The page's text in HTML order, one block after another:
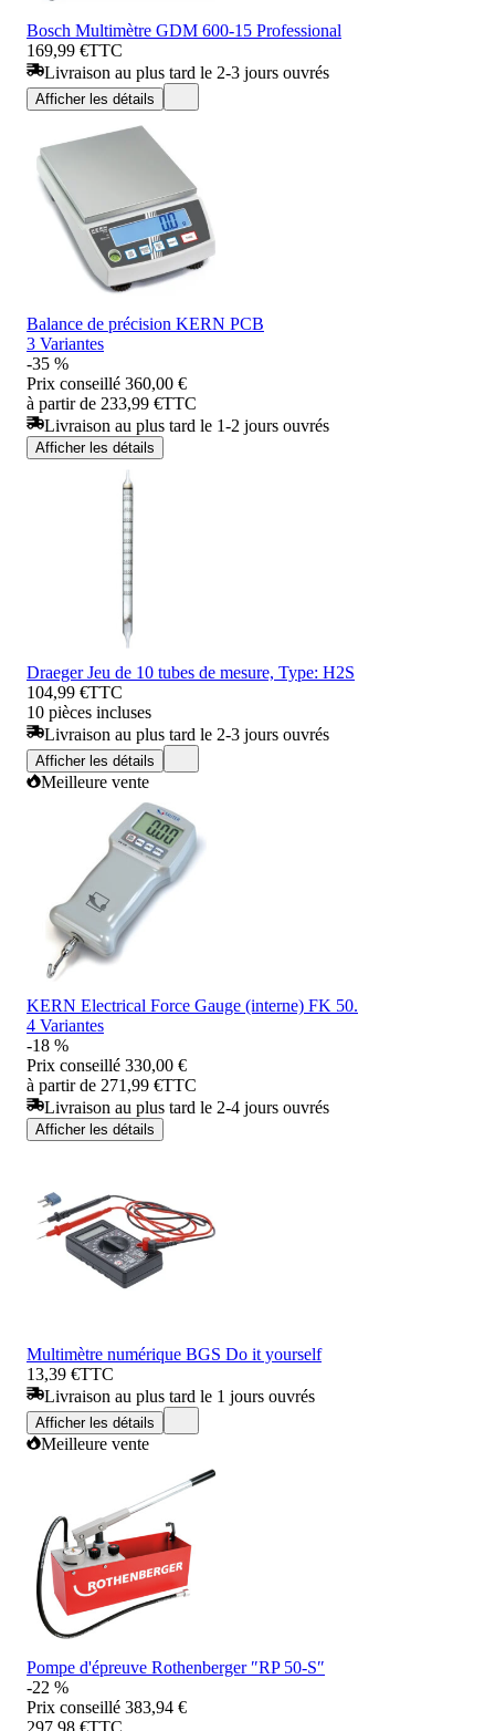
Bosch Multimètre GDM 600-15 Professional
169,99 €TTC
Livraison au plus tard le 2-3 jours ouvrés
Afficher les détails
Balance de précision KERN PCB
3 Variantes
-35 %
Prix conseillé 360,00 €
à partir de 233,99 €TTC
Livraison au plus tard le 1-2 jours ouvrés
Afficher les détails
Draeger Jeu de 10 tubes de mesure, Type: H2S
104,99 €TTC
10 pièces incluses
Livraison au plus tard le 2-3 jours ouvrés
Afficher les détails
Meilleure vente
KERN Electrical Force Gauge (interne) FK 50.
4 Variantes
-18 %
Prix conseillé 330,00 €
à partir de 271,99 €TTC
Livraison au plus tard le 2-4 jours ouvrés
Afficher les détails
Multimètre numérique BGS Do it yourself
13,39 €TTC
Livraison au plus tard le 1 jours ouvrés
Afficher les détails
Meilleure vente
Pompe d'épreuve Rothenberger ″RP 50-S″
-22 %
Prix conseillé 383,94 €
297,98 €TTC